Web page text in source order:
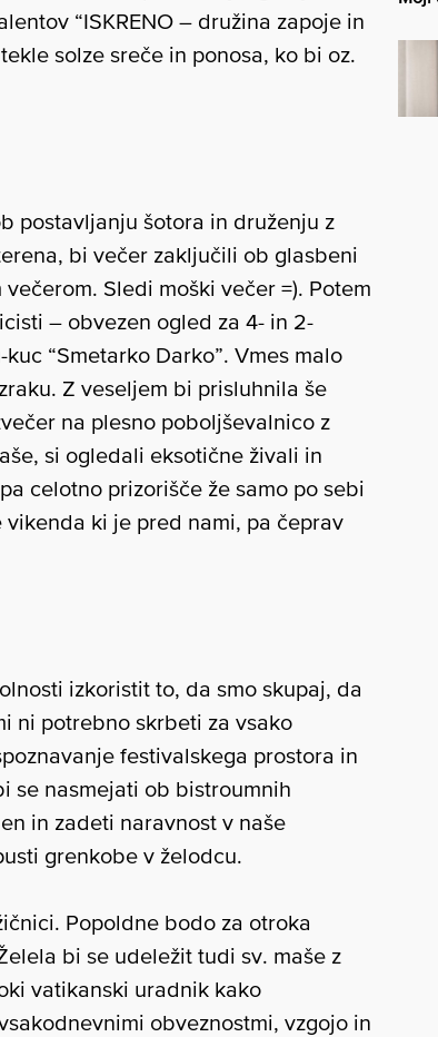
“ISKRENO – družina zapoje in
solze sreče in ponosa, ko bi oz.
postavljanju šotora in druženju z
bi večer zaključili ob glasbeni
Sledi moški večer =). Potem
– obvezen ogled za 4- in 2-
“Smetarko Darko”. Vmes malo
Z veseljem bi prisluhnila še
na plesno poboljševalnico z
si ogledali eksotične živali in
celotno prizorišče že samo po sebi
ki je pred nami, pa čeprav
izkoristit to, da smo skupaj, da
ni potrebno skrbeti za vsako
festivalskega prostora in
se nasmejati ob bistroumnih
in zadeti naravnost v naše
grenkobe v želodcu.
Popoldne bodo za otroka
bi se udeležit tudi sv. maše z
vatikanski uradnik kako
obveznostmi, vzgojo in